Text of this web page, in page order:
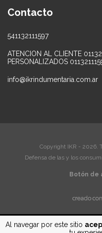
Al navegar por este sitio
Contacto
541132111597
ATENCION AL CLIENTE
PERSONALIZADOS
info@ikrindumentaria.com.ar
Copyright IKR - 2026.
Defensa de las y los
Botón de